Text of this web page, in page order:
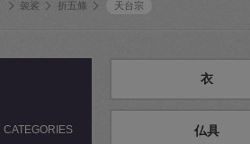
袈裟 折五條 天台宗
CATEGORIES
衣
仏具